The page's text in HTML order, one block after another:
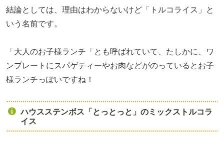
結論としては、理由はわからないけど「トルコライス」と
いう名前です。
「大人のお子様ランチ「とも呼ばれていて、たしかに、ワ
ンプレートにスパゲティーやお肉などがのっているとお子
様ランチっぽいですね！
ハウスステンボス「とっとっと」のミックストルコラ
イス